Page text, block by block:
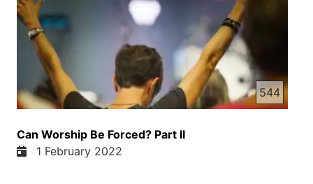
544
Can Worship Be Forced? Part II
1 February 2022